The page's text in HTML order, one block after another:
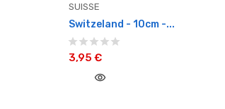
SUISSE
Switzeland - 10cm -...
3,95 €
visibility